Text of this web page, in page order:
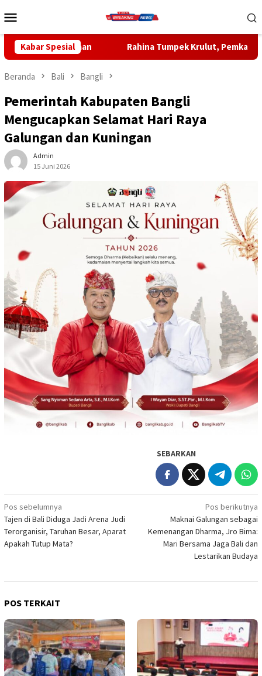
ke
Mobile
Kabar SpesialRahina Tumpek Krulut, Pemkab Bangli Hadirkan
Beranda Bali Bangli
Pemerintah Kabupaten Bangli
Mengucapkan Selamat Hari Raya
Galungan dan Kuningan
Admin
15 Juni 2026
SEBARKAN
Navigasi
pos
Pos sebelumnya
Tajen di Bali Diduga Jadi Arena Judi
Terorganisir, Taruhan Besar, Aparat
Apakah Tutup Mata?
Pos berikutnya
Maknai Galungan sebagai
Kemenangan Dharma, Jro Bima:
Mari Bersama Jaga Bali dan
Lestarikan Budaya
POS TERKAIT